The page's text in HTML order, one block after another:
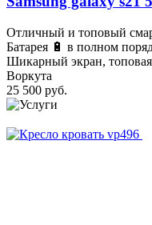
Отличный и топовый
Батарея 🔋 в полном
Шикарный экран, топовая
Воркута
25 500 руб.